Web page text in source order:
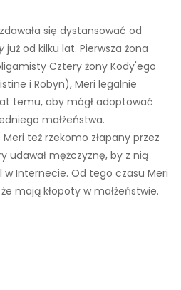
się dystansować od
już od kilku lat. Pierwsza żona
Cztery żony Kody'ego
i Robyn), Meri legalnie
temu, aby mógł adoptować
małżeństwa.
też rzekomo złapany przez
udawał mężczyznę, by z nią
Internecie. Od tego czasu Meri
mają kłopoty w małżeństwie.